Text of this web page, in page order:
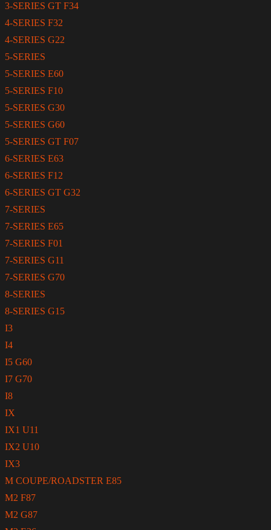
3-SERIES GT F34
4-SERIES F32
4-SERIES G22
5-SERIES
5-SERIES E60
5-SERIES F10
5-SERIES G30
5-SERIES G60
5-SERIES GT F07
6-SERIES E63
6-SERIES F12
6-SERIES GT G32
7-SERIES
7-SERIES E65
7-SERIES F01
7-SERIES G11
7-SERIES G70
8-SERIES
8-SERIES G15
I3
I4
I5 G60
I7 G70
I8
IX
IX1 U11
IX2 U10
IX3
M COUPE/ROADSTER E85
M2 F87
M2 G87